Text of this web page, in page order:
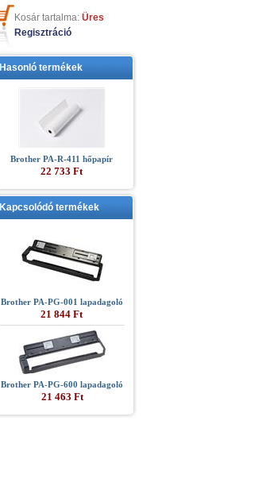
Kosár tartalma: Üres
Regisztráció
Hasonló termékek
Brother PA-R-411 hőpapír
22 733 Ft
Kapcsolódó termékek
Brother PA-PG-001 lapadagoló
21 844 Ft
Brother PA-PG-600 lapadagoló
21 463 Ft